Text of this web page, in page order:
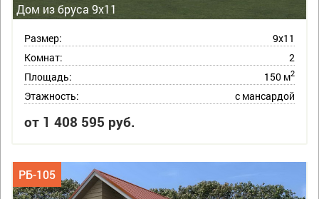
Дом из бруса 9х11
Размер:
9х11
Комнат:
2
Площадь:
150 м2
Этажность: с мансардой
от 1 408 595 руб.
РБ-105